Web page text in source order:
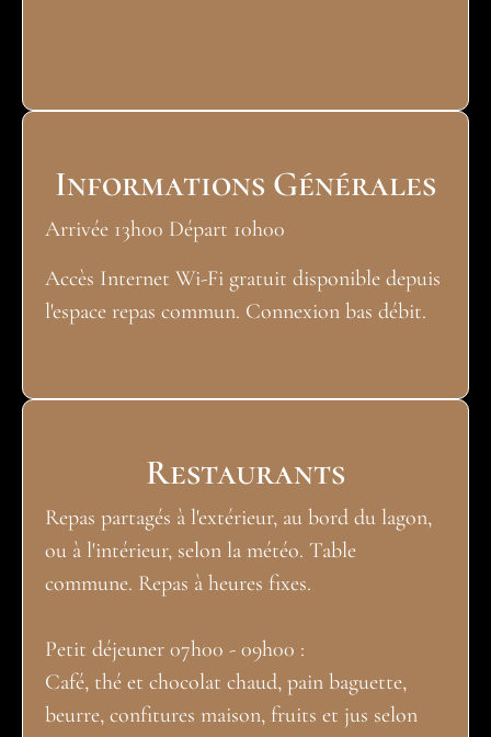
Informations Générales
Arrivée 13h00 Départ 10h00
Accès Internet Wi-Fi gratuit disponible depuis
l'espace repas commun. Connexion bas débit.
Restaurants
Repas partagés à l'extérieur, au bord du lagon,
ou à l'intérieur, selon la météo. Table
commune. Repas à heures fixes.
Petit déjeuner 07h00 - 09h00 :
Café, thé et chocolat chaud, pain baguette,
beurre, confitures maison, fruits et jus selon